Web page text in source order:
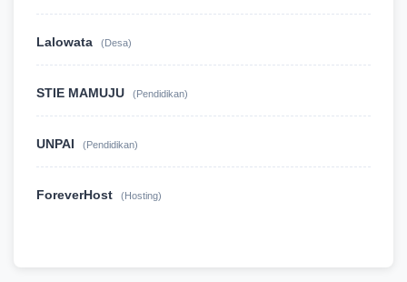
Lalowata (Desa)
STIE MAMUJU (Pendidikan)
UNPAI (Pendidikan)
ForeverHost (Hosting)